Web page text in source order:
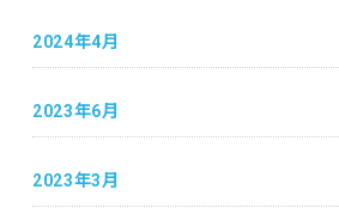
2024年4月
2023年6月
2023年3月